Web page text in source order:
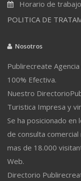
Horario de
POLITICA DE
Nosotros
Publirecreate
100% Efectiva.
Nuestro
Turistica Impresa y
Se ha posicionado
de consulta
mas de 18.000
Web.
Directorio